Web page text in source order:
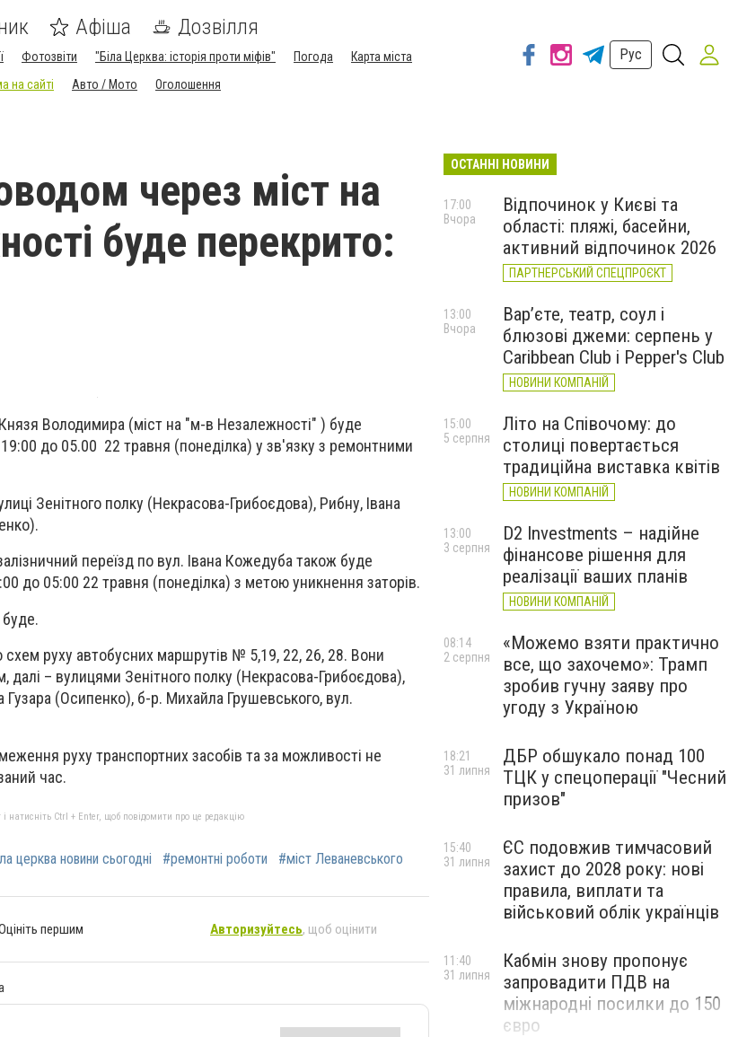
Афіша Дозвілля
Фотозвіти "Біла Церква: історія проти міфів" Погода
Карта міста
на сайті Авто / Мото Оголошення
Рус
через міст на
буде перекрито:
Володимира (міст на "м-в Незалежності" ) буде
до 05.00 22 травня (понеділка) у зв'язку з ремонтними
Зенітного полку (Некрасова-Грибоєдова), Рибну, Івана
переїзд по вул. Івана Кожедуба також буде
до 05:00 22 травня (понеділка) з метою уникнення заторів.
схем руху автобусних маршрутів № 5,19, 22, 26, 28. Вони
далі – вулицями Зенітного полку (Некрасова-Грибоєдова),
(Осипенко), б-р. Михайла Грушевського, вул.
руху транспортних засобів та за можливості не
час.
натисніть Ctrl + Enter, щоб повідомити про це редакцію
церква новини сьогодні #ремонтні роботи #міст Леваневського
першим Авторизуйтесь, щоб оцінити
ОСТАННІ НОВИНИ
Відпочинок у Києві та
області: пляжі, басейни,
активний відпочинок 2026
ПАРТНЕРСЬКИЙ СПЕЦПРОЄКТ
17:00
Вчора
Вар’єте, театр, соул і
блюзові джеми: серпень у
Caribbean Club і Pepper's Club
НОВИНИ КОМПАНІЙ
13:00
Вчора
Літо на Співочому: до
столиці повертається
традиційна виставка квітів
НОВИНИ КОМПАНІЙ
15:00
5 серпня
D2 Investments – надійне
фінансове рішення для
реалізації ваших планів
НОВИНИ КОМПАНІЙ
13:00
3 серпня
«Можемо взяти практично
все, що захочемо»: Трамп
зробив гучну заяву про
угоду з Україною
08:14
2 серпня
ДБР обшукало понад 100
ТЦК у спецоперації "Чесний
призов"
18:21
31 липня
ЄС подовжив тимчасовий
захист до 2028 року: нові
правила, виплати та
військовий облік українців
15:40
31 липня
Кабмін знову пропонує
запровадити ПДВ на
міжнародні посилки до 150
євро
11:40
31 липня